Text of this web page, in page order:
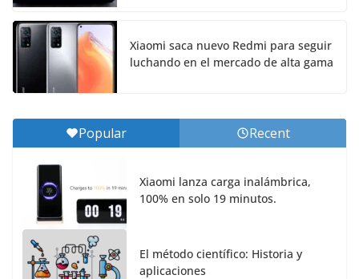
Xiaomi saca nuevo Redmi para seguir
luchando en el mercado de alta gama
Popular Recent
Xiaomi lanza carga inalámbrica,
100% en solo 19 minutos.
El método científico: Historia y
aplicaciones